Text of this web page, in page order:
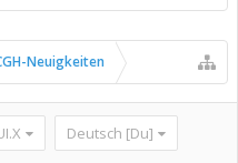
Neuigkeiten
Deutsch [Du]